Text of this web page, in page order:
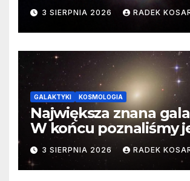
3 SIERPNIA 2026 RADEK
GALAKTYKI KOSMOLOGIA
Największa znana
W końcu poznaliśmy
faktyczne wymiary
3 SIERPNIA 2026 RADEK